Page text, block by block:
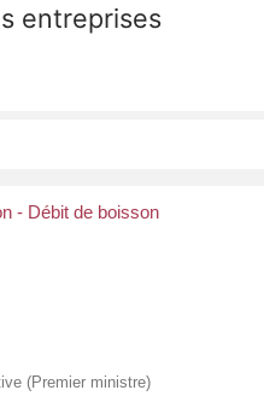
entreprises
- Débit de boisson
(Premier ministre)